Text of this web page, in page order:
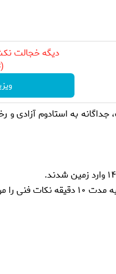
دیگه خجالت
به استادوم آزادی
کردند.